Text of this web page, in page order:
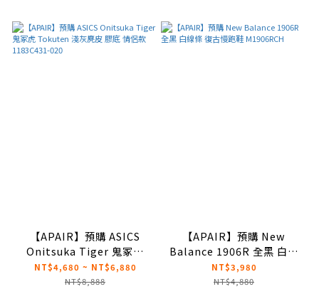
【APAIR】預購 ASICS
Onitsuka Tiger 鬼冢虎
Tokuten 淺灰麂皮 膠底 情
侶款 1183C431-020
NT$4,680 ~ NT$6,880
NT$8,888
【APAIR】預購 New
Balance 1906R 全黑 白線
條 復古慢跑鞋 M1906RCH
NT$3,980
NT$4,880